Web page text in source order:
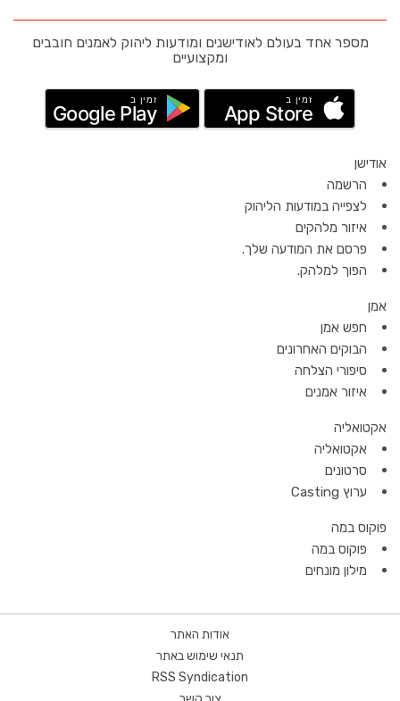
מספר אחד בעולם לאודישנים ומודעות ליהוק לאמנים חובבים
ומקצועיים
זמין ב
App Store
זמין ב
Google Play
אודישן
הרשמה
לצפייה במודעות הליהוק
איזור מלהקים
פרסם את המודעה שלך.
הפוך למלהק.
אמן
חפש אמן
הבוקים האחרונים
סיפורי הצלחה
איזור אמנים
אקטואליה
אקטואליה
סרטונים
ערוץ Casting
פוקוס במה
פוקוס במה
מילון מונחים
אודות האתר
תנאי שימוש באתר
RSS Syndication